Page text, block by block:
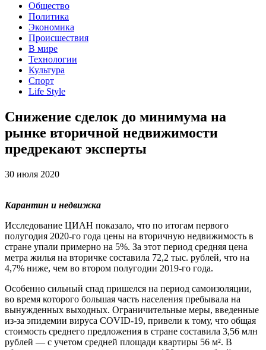
Общество
Политика
Экономика
Происшествия
В мире
Технологии
Культура
Спорт
Life Style
Снижение сделок до минимума на
рынке вторичной недвижимости
предрекают эксперты
30 июля 2020
Карантин и недвижка
Исследование ЦИАН показало, что по итогам первого
полугодия 2020-го года цены на вторичную недвижимость в
стране упали примерно на 5%. За этот период средняя цена
метра жилья на вторичке составила 72,2 тыс. рублей, что на
4,7% ниже, чем во втором полугодии 2019-го года.
Особенно сильный спад пришелся на период самоизоляции,
во время которого большая часть населения пребывала на
вынужденных выходных. Ограничительные меры, введенные
из-за эпидемии вируса COVID-19, привели к тому, что общая
стоимость среднего предложения в стране составила 3,56 млн
рублей — с учетом средней площади квартиры 56 м². В